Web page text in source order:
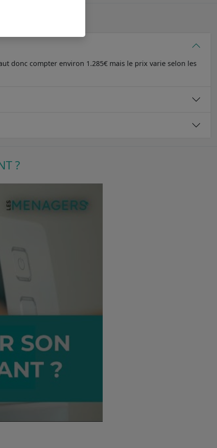
donc compter environ 1.285€ mais le prix varie selon les
?